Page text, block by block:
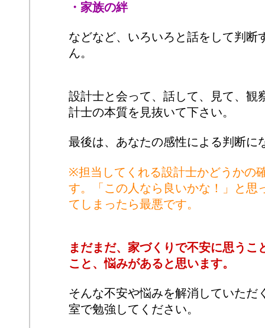
・家族の絆
などなど、いろいろと話をして判断
ん。
設計士と会って、話して、見て、観
計士の本質を見抜いて下さい。
最後は、あなたの感性による判断に
※担当してくれる設計士かどうかの
す。「この人なら良いかな！」と思
てしまったら最悪です。
まだまだ、家づくりで不安に思うこ
こと、悩みがあると思います。
そんな不安や悩みを解消していただ
室で勉強してください。